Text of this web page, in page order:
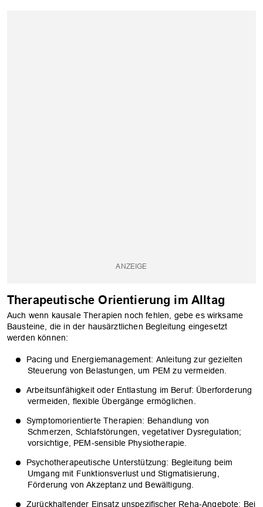
Therapeutische Orientierung im Alltag
Auch wenn kausale Therapien noch fehlen, gebe es wirksame
Bausteine, die in der hausärztlichen Begleitung eingesetzt
werden können:
Pacing und Energiemanagement: Anleitung zur gezielten
Steuerung von Belastungen, um PEM zu vermeiden.
Arbeitsunfähigkeit oder Entlastung im Beruf: Überforderung
vermeiden, flexible Übergänge ermöglichen.
Symptomorientierte Therapien: Behandlung von
Schmerzen, Schlafstörungen, vegetativer Dysregulation;
vorsichtige, PEM-sensible Physiotherapie.
Psychotherapeutische Unterstützung: Begleitung beim
Umgang mit Funktionsverlust und Stigmatisierung,
Förderung von Akzeptanz und Bewältigung.
Zurückhaltender Einsatz unspezifischer Reha-Angebote: Bei